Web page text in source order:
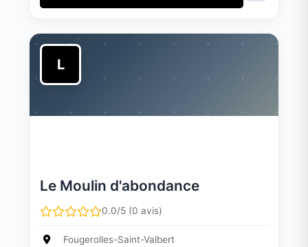
L
Le Moulin d'abondance
0.0/5 (0 avis)
Fougerolles-Saint-Valbert